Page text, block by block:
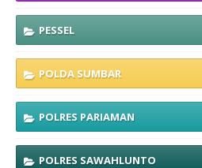
PESSEL
POLDA SUMBAR
POLRES PARIAMAN
POLRES SAWAHLUNTO